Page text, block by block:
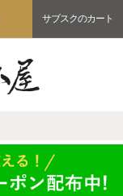
サブスクのカート